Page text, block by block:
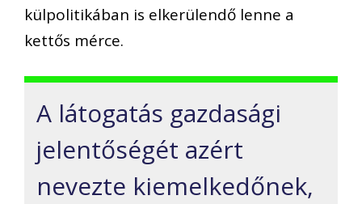
külpolitikában is elkerülendő lenne a
kettős mérce.
A látogatás gazdasági
jelentőségét azért
nevezte kiemelkedőnek,